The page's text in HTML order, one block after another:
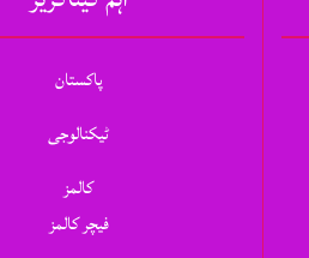
پاکستان
ٹیکنالوجی
کالمز
فیچر کالمز